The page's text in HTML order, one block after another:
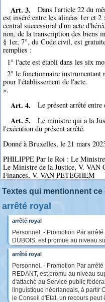
Art. 3.
Dans l'article 22 du
est inséré entre les alinéas 1er et
central successoral d'un acte
non, de la transcription des biens
§ 1er, 7°, du Code civil, est
remplies :
1° l'acte est établi dans les six
2° le fonctionnaire instrumentant
pour l'établissement de l'acte.
».
Art. 4. Le présent arrêté
Art. 5.
Le ministre qui a la
l'exécution du présent arrêté.
Donné à Bruxelles, le 21 mars
PHILIPPE Par le Roi : Le
Le Ministre de la Justice, V.
Finances, V. VAN PETEGHEM
Textes qui mentionnent ce
arrêté royal
arrêté royal
Personnel. - Promotion Par
DUBOIS, est promue au niveau
arrêté royal
Personnel. - Promotion Par
REDANT, est promu au niveau
d'attaché au Service public
linguistique néerlandais, à partir
le Conseil d'Etat, un recours peut